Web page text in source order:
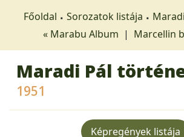
Főoldal Sorozatok listája
« Marabu Album | Marcellin
Maradi Pál
1951
Képregények listája